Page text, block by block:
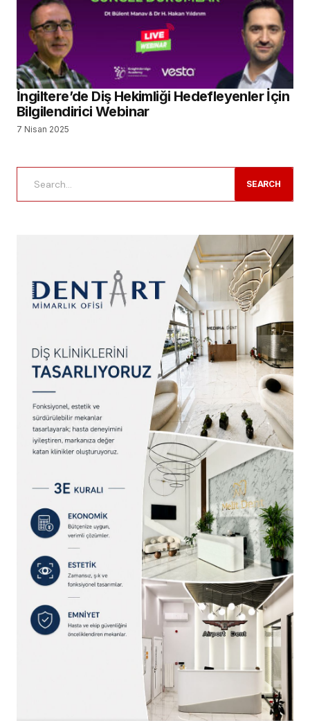
İngiltere’de Diş Hekimliği Hedefleyenler İçin
Bilgilendirici Webinar
7 Nisan 2025
SEARCH